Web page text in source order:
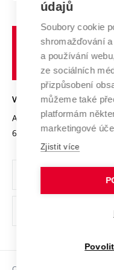
E-přihláška
Systém zajišťování kvality
Výzkumné infrastruktury
Transfer znalostí
Open Science
Projekty
Projekty ze
Specifický výzkum
Zahraniční spolupráce
Spolupráce se školami
Služby univerzity
Mezinárodní dohody
Univerzitní sítě
Profil univerzity
Udržitelná univerzita
Podnikavá univerzita /
Bezpečná univerzita
Vyznamenání
Organizační struktura
Ochrana osobních údajů
VYSOKÉ UČENÍ
Antonínská 548/1
602 00 Brno
údajů
Soubory cookie
shromažďování
a používání
ze sociálních
přizpůsobení
můžeme také
platformám
marketingové
Zjistit více